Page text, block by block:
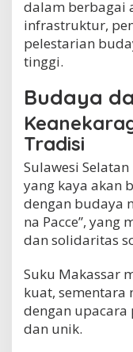
dalam berbagai
infrastruktur,
pelestarian
tinggi.
Budaya
Tradisi
Sulawesi
yang kaya akan
dengan budaya
na Pacce”,
dan solidaritas
Suku Makassar
kuat, sementara
dengan upacara
dan unik.